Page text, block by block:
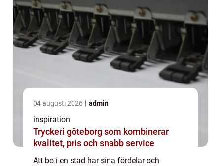
04 augusti 2026 admin
inspiration
Tryckeri göteborg som kombinerar
kvalitet, pris och snabb service
Att bo i en stad har sina fördelar och